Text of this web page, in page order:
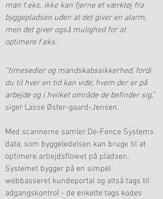
man f.eks. ikke kan fjerne et værktøj fra
byggepladsen uden at det giver en alarm,
men det giver også mulighed for at
optimere f.eks.
“timesedler og mandskabssikkerhed, fordi
du til hver en tid kan vide, hvem der er på
arbejde og i hvilket område de befinder sig,”
siger Lasse Øster-gaard-Jensen.
Med scannerne samler De-Fence Systems
data, som byggeledelsen kan bruge til at
optimere arbejdsflowet på pladsen.
Systemet bygger på en simpel
webbasseret kundeportal og altså tags til
adgangskontrol - de enkelte tags kodes